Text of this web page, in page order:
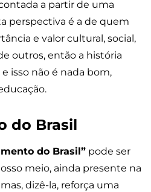
a partir de uma
perspectiva é a de quem
e valor cultural, social,
outros, então a história
isso não é nada bom,
do Brasil
do Brasil” pode ser
meio, ainda presente na
dizê-la, reforça uma